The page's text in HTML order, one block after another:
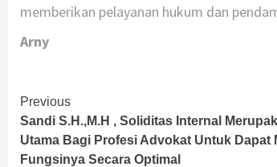
memberikan pelayanan hukum dan
Arny
Continue
Reading
Previous
Sandi S.H.,M.H , Soliditas Internal
Utama Bagi Profesi Advokat Untuk Dapat
Fungsinya Secara Optimal